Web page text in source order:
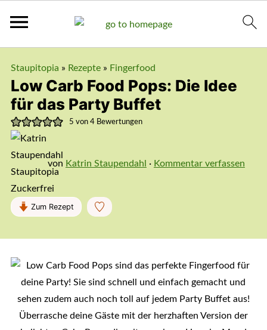
Staupitopia » Rezepte» Fingerfood
Low Carb Food Pops: Die Idee
für das Party Buffet
5 von 4Bewertungen
von Katrin Staupendahl · Kommentar verfassen
Zum Rezept